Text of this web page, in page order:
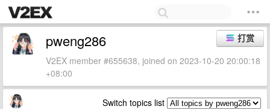
打赏
pweng286
V2EX member #655638, joined on 2023-10-20 20:00:18
+08:00
Switch topics list